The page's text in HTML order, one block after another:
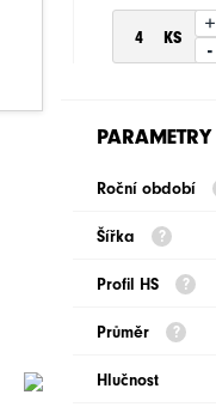
+
-
PARAMETRY
Roční období
Šířka
Profil HS
Průměr
Hlučnost